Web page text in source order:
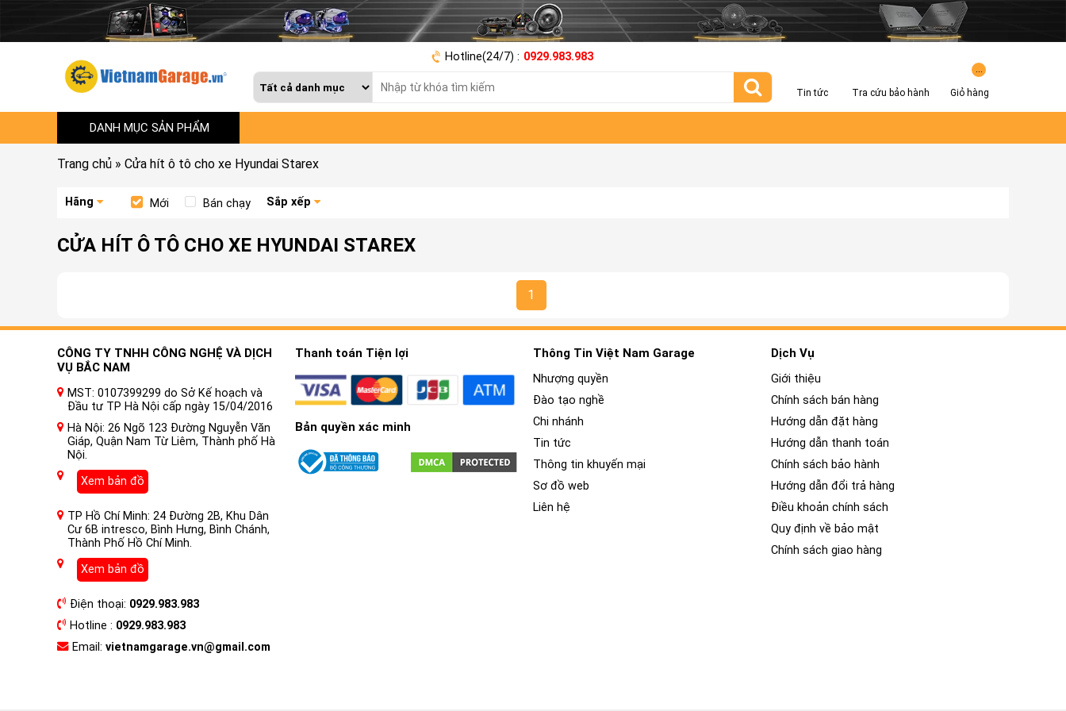
Hotline(24/7) : 0929.983.983
Tin tức Tra cứu bảo hành Giỏ hàng
DANH MỤC SẢN PHẨM
Trang chủ » Cửa hít ô tô cho xe Hyundai Starex
Hãng Mới Bán chạy Sắp xếp
CỬA HÍT Ô TÔ CHO XE HYUNDAI STAREX
1
CÔNG TY TNHH CÔNG NGHỆ VÀ DỊCH
VỤ BẮC NAM
MST: 0107399299 do Sở Kế hoạch và
Đầu tư TP Hà Nội cấp ngày 15/04/2016
Hà Nội: 26 Ngõ 123 Đường Nguyễn Văn
Giáp, Quận Nam Từ Liêm, Thành phố Hà
Nội.
Xem bản đồ
TP Hồ Chí Minh: 24 Đường 2B, Khu Dân
Cư 6B intresco, Bình Hưng, Bình Chánh,
Thành Phố Hồ Chí Minh.
Xem bản đồ
Điện thoại: 0929.983.983
Hotline : 0929.983.983
Email: vietnamgarage.vn@gmail.com
Thanh toán Tiện lợi
Bản quyền xác minh
Thông Tin Việt Nam Garage
Nhượng quyền
Đào tạo nghề
Chi nhánh
Tin tức
Thông tin khuyến mại
Sơ đồ web
Liên hệ
Dịch Vụ
Giới thiệu
Chính sách bán hàng
Hướng dẫn đặt hàng
Hướng dẫn thanh toán
Chính sách bảo hành
Hướng dẫn đổi trả hàng
Điều khoản chính sách
Quy định về bảo mật
Chính sách giao hàng